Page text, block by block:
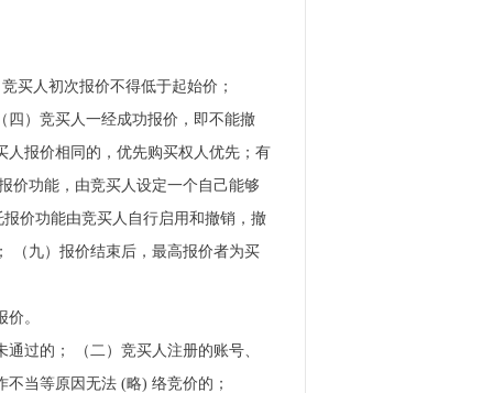
买人初次报价不得低于起始价；
四）竞买人一经成功报价，即不能撤
人报价相同的，优先购买权人优先；有
价功能，由竞买人设定一个自己能够
价功能由竞买人自行启用和撤销，撤
（九）报价结束后，最高报价者为买
。
过的； （二）竞买人注册的账号、
当等原因无法 (略) 络竞价的；